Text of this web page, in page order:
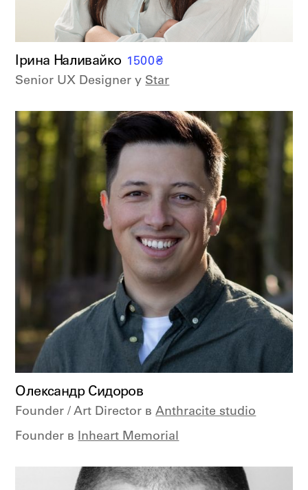
Ірина Наливайко 1500₴
Senior UX Designer у Star
Олександр Сидоров
Founder / Art Director вAnthracite studio
Founder в Inheart Memorial